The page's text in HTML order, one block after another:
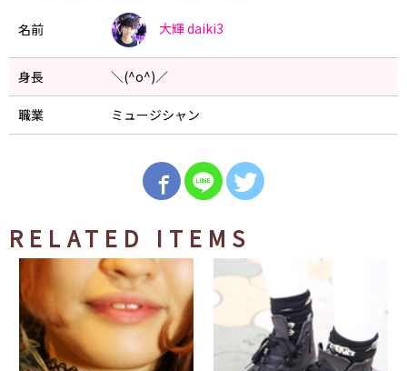
名前 大輝daiki3
身長 ＼(^o^)／
職業 ミュージシャン
RELATED ITEMS